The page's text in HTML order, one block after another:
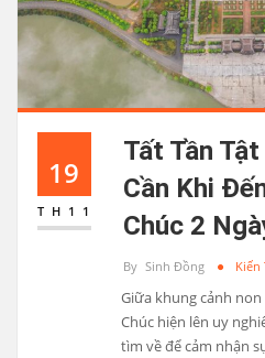
19
TH11
Tất Tần
Cần Khi
Chúc 2
By Sinh Đồng Kiến
Giữa khung cảnh
Chúc hiện lên uy
tìm về để cảm nhận